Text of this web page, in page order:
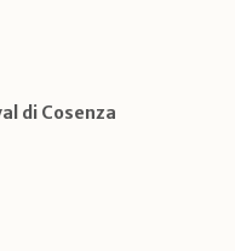
di Cosenza